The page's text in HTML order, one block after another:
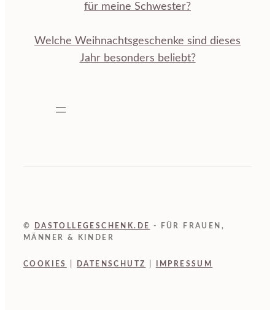
für meine Schwester?
Welche Weihnachtsgeschenke sind dieses
Jahr besonders beliebt?
© DASTOLLEGESCHENK.DE
- FÜR FRAUEN,
MÄNNER & KINDER
COOKIES DATENSCHUTZ IMPRESSUM